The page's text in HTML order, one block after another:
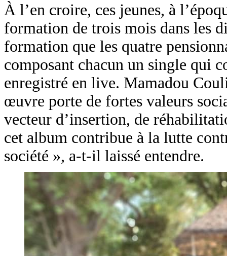
À l’en croire, ces jeunes, à
formation de trois mois dans les
formation que les quatre
composant chacun un single qui
enregistré en live. Mamadou
œuvre porte de fortes valeurs
vecteur d’insertion, de
cet album contribue à la lutte
société », a-t-il laissé entendre.